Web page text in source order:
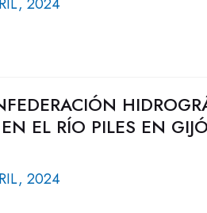
EL RÍO PILES EN
2024